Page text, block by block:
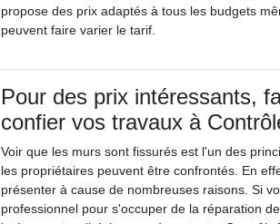
propose des prix adaptés à tous les budgets
peuvent faire varier le tarif.
Pour des prix intéressants,
confier vos travaux à
Voir que les murs sont fissurés est l'un des
les propriétaires peuvent être confrontés. En
présenter à cause de nombreuses raisons. Si
professionnel pour s'occuper de la réparation